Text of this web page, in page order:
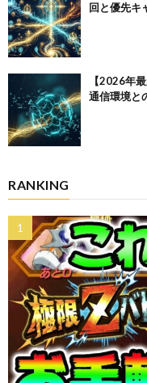
回と優先キ
【2026年
通信環境と
RANKING